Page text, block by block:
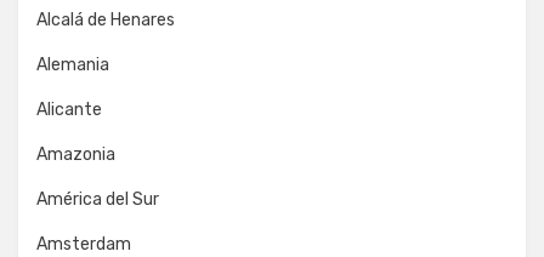
Alcalá de Henares
Alemania
Alicante
Amazonia
América del Sur
Amsterdam